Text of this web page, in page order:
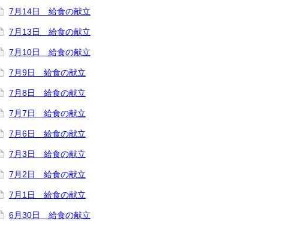
7月14日 給食の献立
7月13日 給食の献立
7月10日 給食の献立
7月9日 給食の献立
7月8日 給食の献立
7月7日 給食の献立
7月6日 給食の献立
7月3日 給食の献立
7月2日 給食の献立
7月1日 給食の献立
6月30日 給食の献立